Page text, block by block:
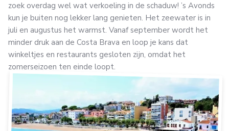
zoek overdag wel wat verkoeling in de schaduw! ’s Avonds
kun je buiten nog lekker lang genieten. Het zeewater is in
juli en augustus het warmst. Vanaf september wordt het
minder druk aan de Costa Brava en loop je kans dat
winkeltjes en restaurants gesloten zijn, omdat het
zomerseizoen ten einde loopt.